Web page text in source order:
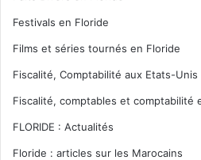
Festivals en Floride
Films et séries tournés en Floride
Fiscalité, Comptabilité aux Etats-Unis
Fiscalité, comptables et comptabilité
FLORIDE : Actualités
Floride : articles sur les Marocains